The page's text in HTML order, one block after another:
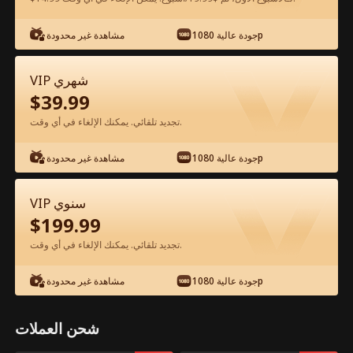
شاهد مجانًا في التطبيق
1-50 51-83
58 59 61
مشاهدة غير محدودة جودة عالية 1080p
VIP شهري
$39.99
تجديد تلقائي. يمكنك الإلغاء في أي وقت.
مشاهدة غير محدودة جودة عالية 1080p
VIP سنوي
$199.99
تجديد تلقائي. يمكنك الإلغاء في أي وقت.
مشاهدة غير محدودة جودة عالية 1080p
شحن العملات